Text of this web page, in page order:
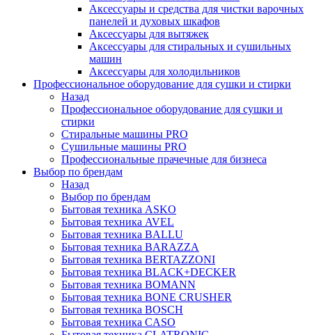
Аксессуары и средства для чистки варочных
панелей и духовых шкафов
Аксессуары для вытяжек
Аксессуары для стиральных и сушильных
машин
Аксессуары для холодильников
Профессиональное оборудование для сушки и стирки
Назад
Профессиональное оборудование для сушки и
стирки
Стиральные машины PRO
Сушильные машины PRO
Профессиональные прачечные для бизнеса
Выбор по брендам
Назад
Выбор по брендам
Бытовая техника ASKO
Бытовая техника AVEL
Бытовая техника BALLU
Бытовая техника BARAZZA
Бытовая техника BERTAZZONI
Бытовая техника BLACK+DECKER
Бытовая техника BOMANN
Бытовая техника BONE CRUSHER
Бытовая техника BOSCH
Бытовая техника CASO